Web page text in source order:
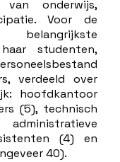
onderwijs,
Voor de
studenten,
verdeeld over
hoofdkantoor
(5), technisch
(4) en
40).